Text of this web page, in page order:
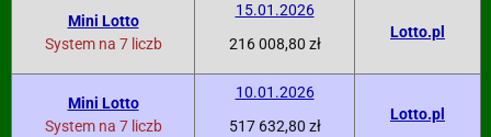
Mini Lotto
System na 7 liczb
15.01.2026
216 008,80 zł
Lotto.pl
Mini Lotto
System na 7 liczb
10.01.2026
517 632,80 zł
Lotto.pl